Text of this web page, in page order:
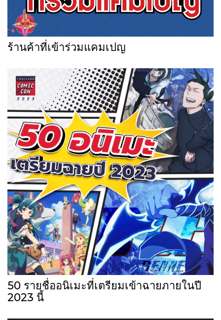
ร้านค้าที่เข้าร่วมแคมเปญ
50 รายชื่ออนิเมะที่เตรียมเข้าฉายภายในปี
2023 นี้